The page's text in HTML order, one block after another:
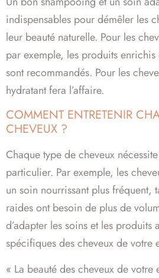
indispensables pour démêler les
leur beauté naturelle. Pour les
par exemple, les produits enrichis
sont recommandés. Pour les
hydratant fera l’affaire.
COMMENT ENTRETENIR
CHEVEUX ?
Chaque type de cheveux
particulier. Par exemple, les
un soin nourrissant plus fréquent,
raides ont besoin de plus de
d’adapter les soins et les produits
spécifiques des cheveux de votre
« La beauté des cheveux de